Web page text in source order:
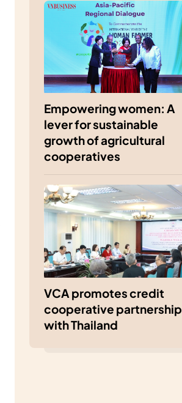
Empowering women: A
lever for sustainable
growth of agricultural
cooperatives
VCA promotes credit
cooperative partnership
with Thailand